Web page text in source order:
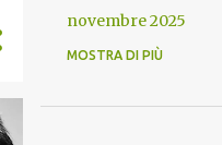
novembre 2025
ottobre 2025
MOSTRA DI PIÙ